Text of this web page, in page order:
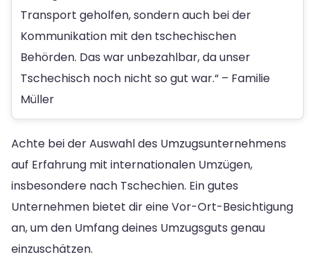
Transport geholfen, sondern auch bei der
Kommunikation mit den tschechischen
Behörden. Das war unbezahlbar, da unser
Tschechisch noch nicht so gut war.“ – Familie
Müller
Achte bei der Auswahl des Umzugsunternehmens
auf Erfahrung mit internationalen Umzügen,
insbesondere nach Tschechien. Ein gutes
Unternehmen bietet dir eine Vor-Ort-Besichtigung
an, um den Umfang deines Umzugsguts genau
einzuschätzen.